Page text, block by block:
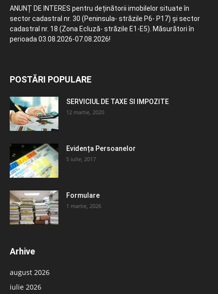
ANUNȚ DE INTERES pentru deținătorii imobilelor situate în
sector cadastral nr. 30 (Peninsula- străzile P6- P17) și sector
cadastral nr. 18 (Zona Ecluză- străzile E1-E5). Măsurători în
perioada 03.08.2026-07.08.2026!
POSTĂRI POPULARE
SERVICIUL DE TAXE SI IMPOZITE
12 martie, 2020
Evidența Persoanelor
5 iulie, 2017
Formulare
1 martie, 2026
Arhive
august 2026
iulie 2026